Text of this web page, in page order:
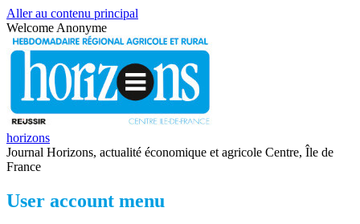
Aller au contenu principal
Welcome Anonyme
horizons
Journal Horizons, actualité économique et agricole Centre, Île de
France
User account menu